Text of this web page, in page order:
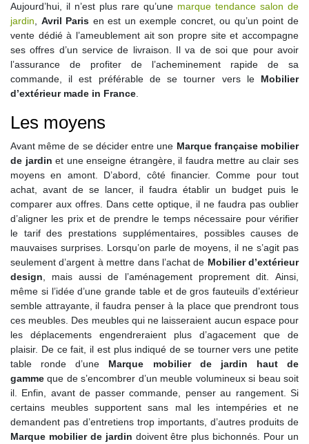
Aujourd’hui, il n’est plus rare qu’une marque tendance salon de
jardin, Avril Paris en est un exemple concret, ou qu’un point de
vente dédié à l’ameublement ait son propre site et accompagne
ses offres d’un service de livraison. Il va de soi que pour avoir
l’assurance de profiter de l’acheminement rapide de sa
commande, il est préférable de se tourner vers le Mobilier
d’extérieur made in France.
Les moyens
Avant même de se décider entre une Marque française mobilier
de jardin et une enseigne étrangère, il faudra mettre au clair ses
moyens en amont. D’abord, côté financier. Comme pour tout
achat, avant de se lancer, il faudra établir un budget puis le
comparer aux offres. Dans cette optique, il ne faudra pas oublier
d’aligner les prix et de prendre le temps nécessaire pour vérifier
le tarif des prestations supplémentaires, possibles causes de
mauvaises surprises. Lorsqu’on parle de moyens, il ne s’agit pas
seulement d’argent à mettre dans l’achat de Mobilier d’extérieur
design, mais aussi de l’aménagement proprement dit. Ainsi,
même si l’idée d’une grande table et de gros fauteuils d’extérieur
semble attrayante, il faudra penser à la place que prendront tous
ces meubles. Des meubles qui ne laisseraient aucun espace pour
les déplacements engendreraient plus d’agacement que de
plaisir. De ce fait, il est plus indiqué de se tourner vers une petite
table ronde d’une Marque mobilier de jardin haut de
gamme que de s’encombrer d’un meuble volumineux si beau soit
il. Enfin, avant de passer commande, penser au rangement. Si
certains meubles supportent sans mal les intempéries et ne
demandent pas d’entretiens trop importants, d’autres produits de
Marque mobilier de jardin doivent être plus bichonnés. Pour un